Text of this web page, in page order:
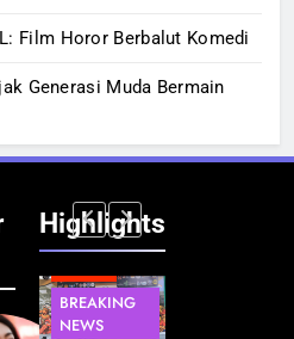
Film Horor Berbalut Komedi
Generasi Muda Bermain
Highlights
BREAKING
NEWS